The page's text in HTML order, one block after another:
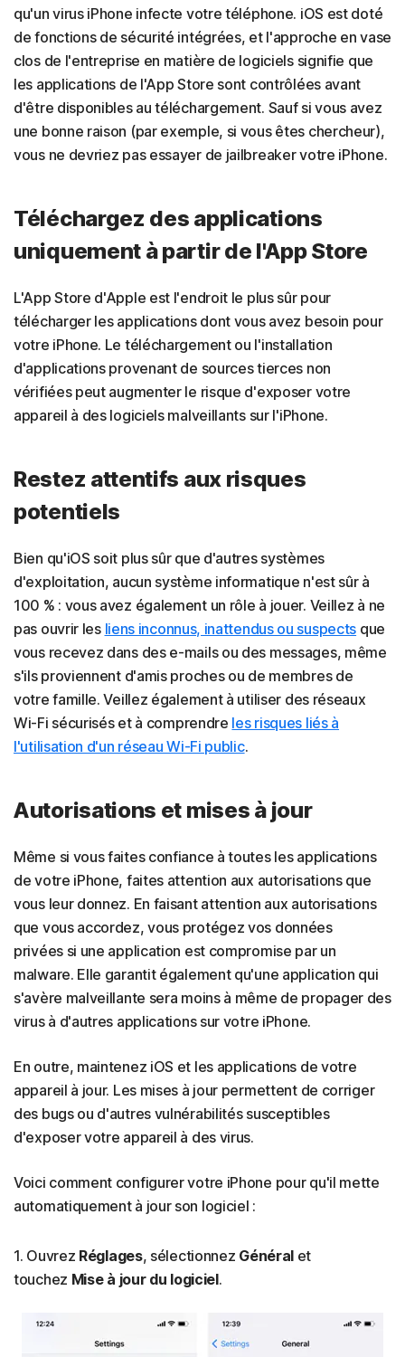
qu'un virus iPhone infecte votre téléphone. iOS est doté
de fonctions de sécurité intégrées, et l'approche en vase
clos de l'entreprise en matière de logiciels signifie que
les applications de l'App Store sont contrôlées avant
d'être disponibles au téléchargement. Sauf si vous avez
une bonne raison (par exemple, si vous êtes chercheur),
vous ne devriez pas essayer de jailbreaker votre iPhone.
Téléchargez des applications
uniquement à partir de l'App Store
L'App Store d'Apple est l'endroit le plus sûr pour
télécharger les applications dont vous avez besoin pour
votre iPhone. Le téléchargement ou l'installation
d'applications provenant de sources tierces non
vérifiées peut augmenter le risque d'exposer votre
appareil à des logiciels malveillants sur l'iPhone.
Restez attentifs aux risques
potentiels
Bien qu'iOS soit plus sûr que d'autres systèmes
d'exploitation, aucun système informatique n'est sûr à
100 % : vous avez également un rôle à jouer. Veillez à ne
pas ouvrir les liens inconnus, inattendus ou suspects que
vous recevez dans des e-mails ou des messages, même
s'ils proviennent d'amis proches ou de membres de
votre famille. Veillez également à utiliser des réseaux
Wi-Fi sécurisés et à comprendre les risques liés à
l'utilisation d'un réseau Wi-Fi public.
Autorisations et mises à jour
Même si vous faites confiance à toutes les applications
de votre iPhone, faites attention aux autorisations que
vous leur donnez. En faisant attention aux autorisations
que vous accordez, vous protégez vos données
privées si une application est compromise par un
malware. Elle garantit également qu'une application qui
s'avère malveillante sera moins à même de propager des
virus à d'autres applications sur votre iPhone.
En outre, maintenez iOS et les applications de votre
appareil à jour. Les mises à jour permettent de corriger
des bugs ou d'autres vulnérabilités susceptibles
d'exposer votre appareil à des virus.
Voici comment configurer votre iPhone pour qu'il mette
automatiquement à jour son logiciel :
1. Ouvrez Réglages, sélectionnez Général et
touchez Mise à jour du logiciel.